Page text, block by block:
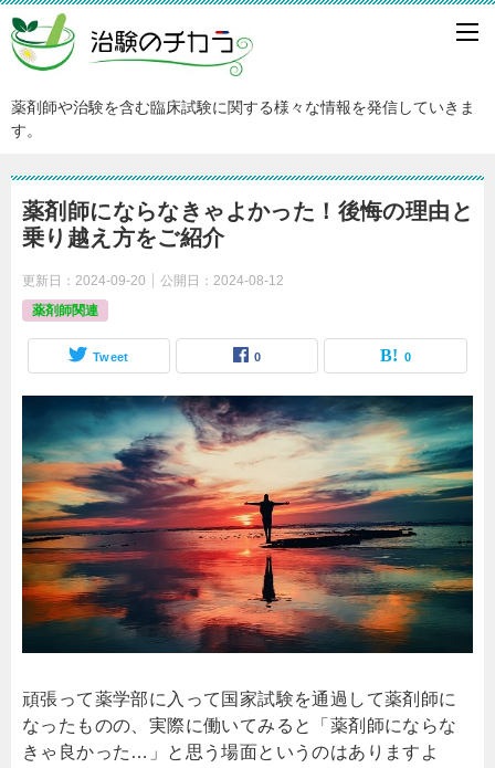
薬剤師や治験を含む臨床試験に関する様々な情報を発信していきま
す。
薬剤師にならなきゃよかった！後悔の理由と
乗り越え方をご紹介
更新日： 2024-09-20 公開日： 2024-08-12
薬剤師関連
Tweet 0 0
頑張って薬学部に入って国家試験を通過して薬剤師に
なったものの、実際に働いてみると「薬剤師にならな
きゃ良かった…」と思う場面というのはありますよ